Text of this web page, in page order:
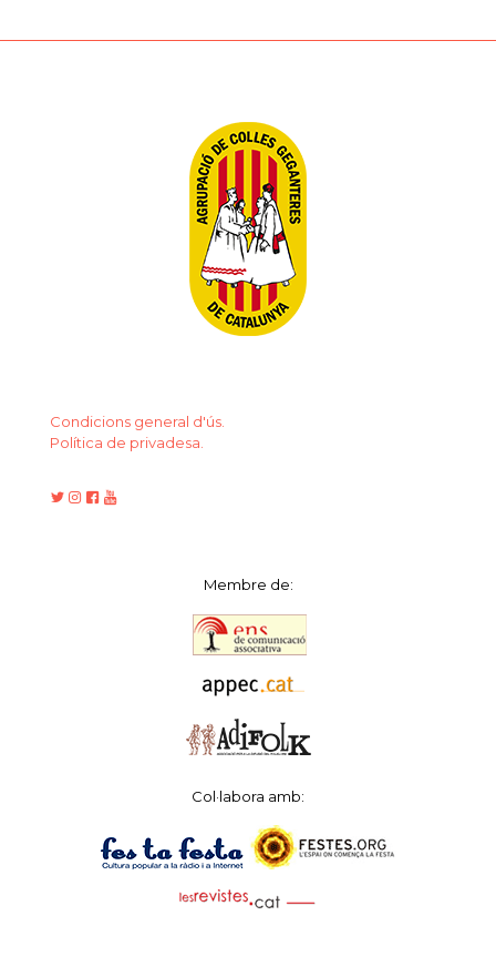
Condicions general d'ús.
Política de privadesa.
Membre de:
Col·labora amb: